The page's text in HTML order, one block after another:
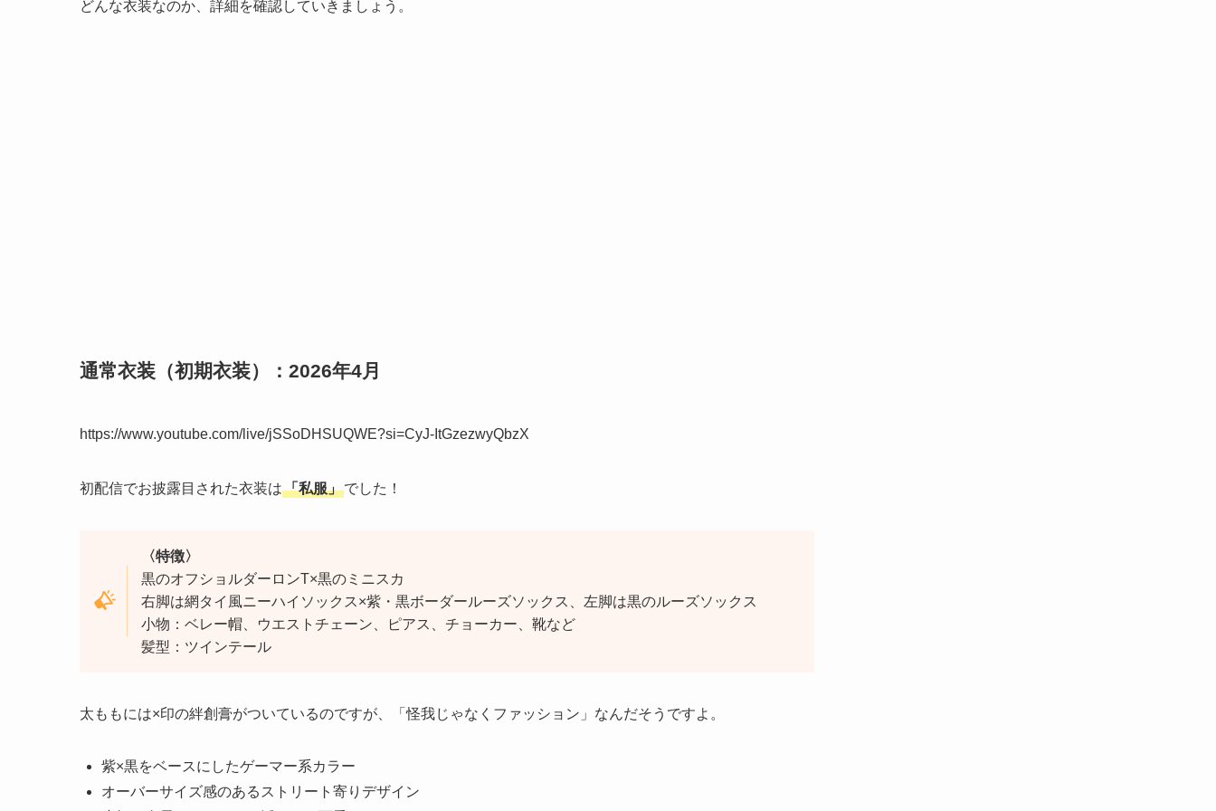
どんな衣装なのか、詳細を確認していきましょう。
通常衣装（初期衣装）：2026年4月
https://www.youtube.com/live/jSSoDHSUQWE?si=CyJ-ItGzezwyQbzX
初配信でお披露目された衣装は「私服」でした！
〈特徴〉
黒のオフショルダーロンT×黒のミニスカ
右脚は網タイ風ニーハイソックス×紫・黒ボーダールーズソックス、左脚は黒のルーズソックス
小物：ベレー帽、ウエストチェーン、ピアス、チョーカー、靴など
髪型：ツインテール
太ももには×印の絆創膏がついているのですが、「怪我じゃなくファッション」なんだそうですよ。
紫×黒をベースにしたゲーマー系カラー
オーバーサイズ感のあるストリート寄りデザイン